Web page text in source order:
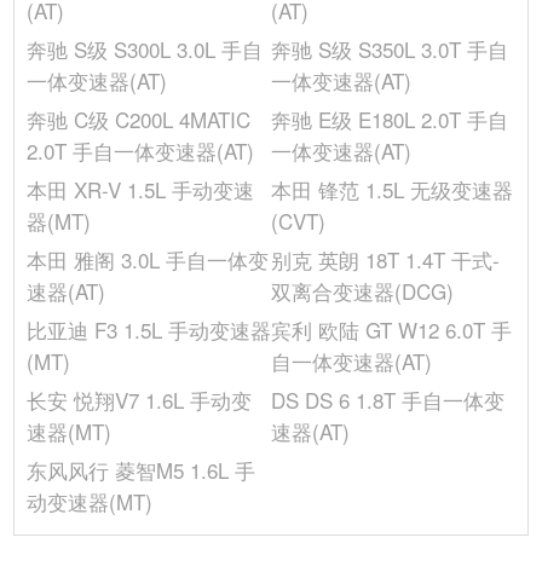
轴距(mm)
2915
长度(mm)
4788
前轮距(mm)
1644
发动机
进气形式
388
排量(L)
5.5
最大扭矩转速(rpm)
2800-4800
最大功率转速(rpm)
6000
燃油标号
(AT)
(AT)
奔驰 S级 S300L 3.0L 手自
一体变速器(AT)
奔驰 S级 S350L 3.0T 手自
一体变速器(AT)
奔驰 C级 C200L 4MATIC
2.0T 手自一体变速器(AT)
奔驰 E级 E180L 2.0T 手自
一体变速器(AT)
本田 XR-V 1.5L 手动变速
器(MT)
本田 锋范 1.5L 无级变速器
(CVT)
本田 雅阁 3.0L 手自一体变
速器(AT)
别克 英朗 18T 1.4T 干式-
双离合变速器(DCG)
比亚迪 F3 1.5L 手动变速器
(MT)
宾利 欧陆 GT W12 6.0T 手
自一体变速器(AT)
长安 悦翔V7 1.6L 手动变
速器(MT)
DS DS 6 1.8T 手自一体变
速器(AT)
东风风行 菱智M5 1.6L 手
动变速器(MT)